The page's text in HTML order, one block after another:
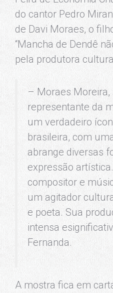
do cantor Pedro
de Davi Moraes, o
“Mancha de Dendê
pela produtora
– Moraes Moreira,
representante da
um verdadeiro
brasileira, com
abrange diversas
expressão
compositor e
um agitador
e poeta. Sua
intensa
Fernanda.
A mostra fica em